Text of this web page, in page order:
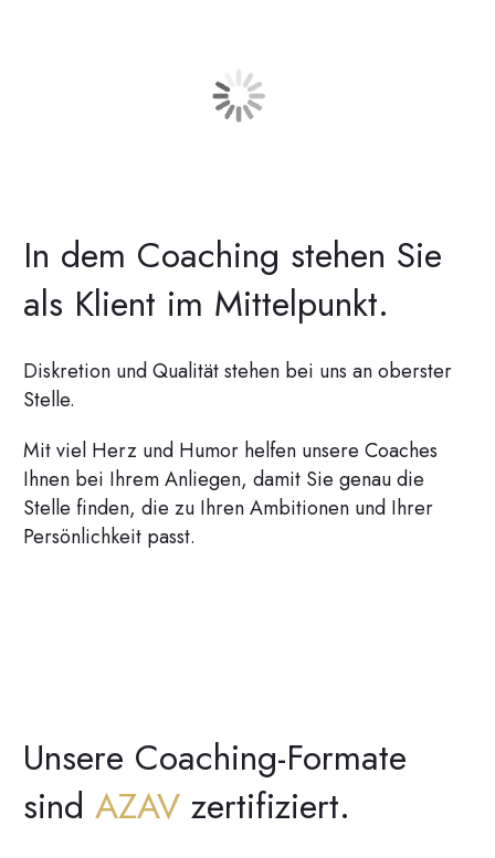
In dem Coaching stehen Sie
als Klient im Mittelpunkt.
Diskretion und Qualität stehen bei uns an oberster
Stelle.
Mit viel Herz und Humor helfen unsere Coaches
Ihnen bei Ihrem Anliegen, damit Sie genau die
Stelle finden, die zu Ihren Ambitionen und Ihrer
Persönlichkeit passt.
Unsere Coaching-Formate
sind AZAV zertifiziert.